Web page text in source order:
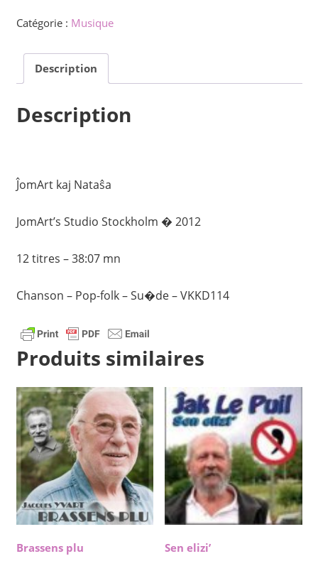
La
arĝenta
albumo
ĴomArtaĵoj
Catégorie : Musique
Description
Description
ĴomArt kaj Nataŝa
JomArt’s Studio Stockholm � 2012
12 titres – 38:07 mn
Chanson – Pop-folk – Su�de – VKKD114
Produits similaires
Brassens plu Sen elizi’